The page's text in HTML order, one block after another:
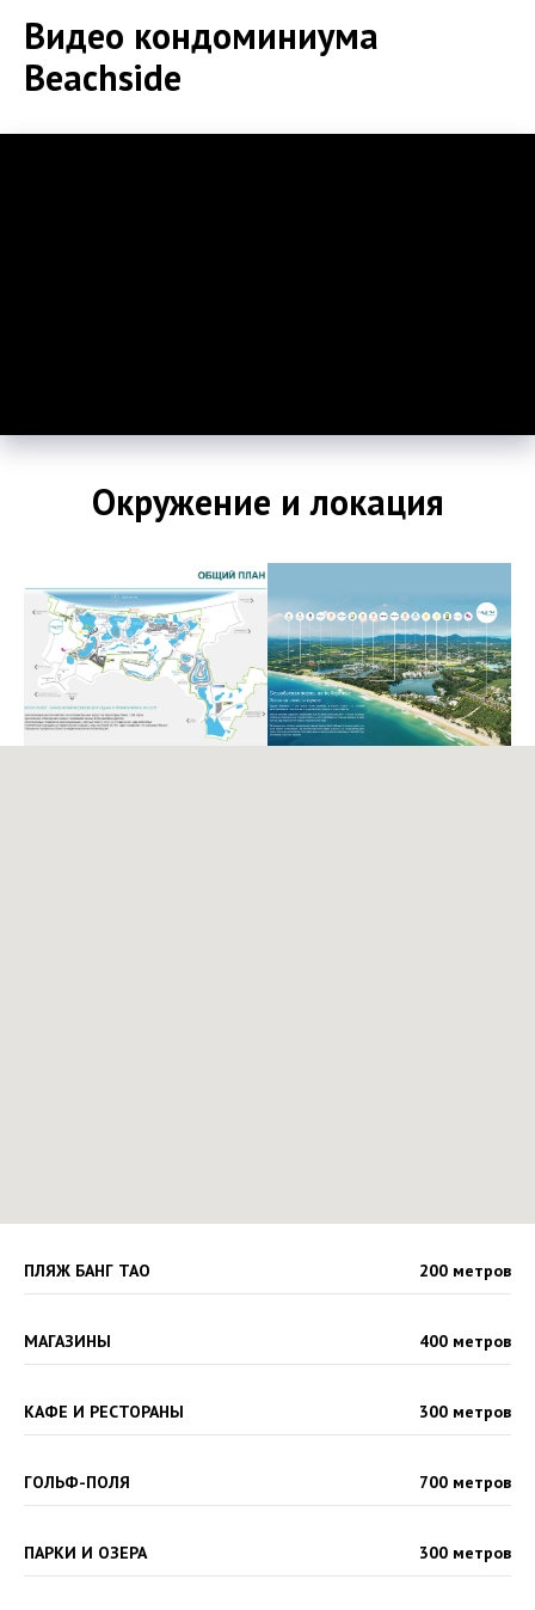
Видео кондоминиума
Beachside
Окружение и локация
ПЛЯЖ БАНГ ТАО 200 метров
МАГАЗИНЫ 400 метров
КАФЕ И РЕСТОРАНЫ 300 метров
ГОЛЬФ-ПОЛЯ 700 метров
ПАРКИ И ОЗЕРА 300 метров